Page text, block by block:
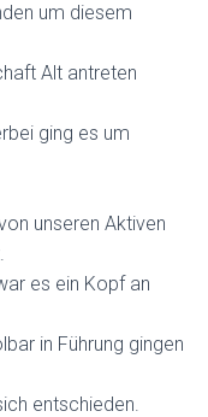
um diesem
Alt antreten
ging es um
unseren Aktiven
es ein Kopf an
in Führung gingen
entschieden.